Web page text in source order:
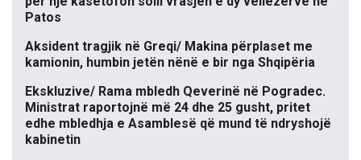
Patos
Aksident tragjik në Greqi/ Makina përplaset me
kamionin, humbin jetën nënë e bir nga Shqipëria
Ekskluzive/ Rama mbledh Qeverinë në Pogradec.
Ministrat raportojnë më 24 dhe 25 gusht, pritet
edhe mbledhja e Asamblesë që mund të ndryshojë
kabinetin